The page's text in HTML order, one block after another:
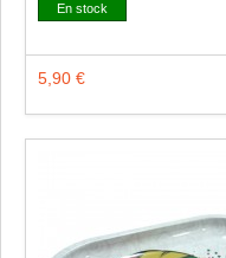
En stock
5,90 €